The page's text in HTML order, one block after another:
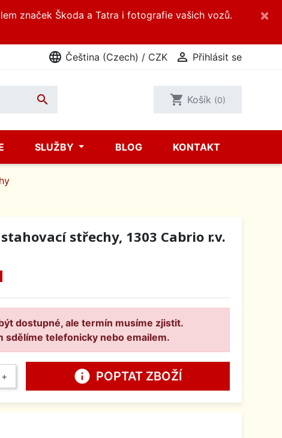
značek Škoda a Tatra i fotografie vašich vozů.
×
language Čeština (Czech) / CZK  Přihlásit se
 shopping_cart Košík (0)
SLUŽBY BLOG KONTAKT
střechy, 1303 Cabrio r.v.
dostupné, ale termín musíme zjistit.
sdělíme telefonicky nebo emailem.
+ info POPTAT ZBOŽÍ